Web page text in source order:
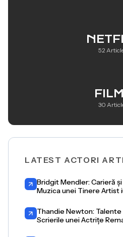
52
30
LATEST ACTORI
Bridgit Mendler: Carieră
Muzica unei Tinere Artist
Thandie Newton: Talente
Scrierile unei Actrițe